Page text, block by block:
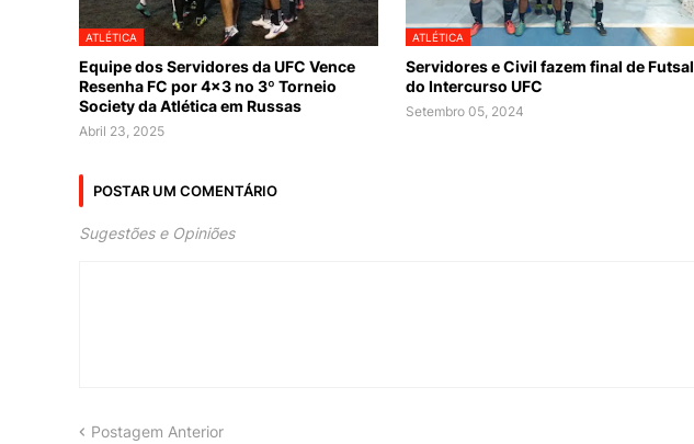
ATLÉTICA
Equipe dos Servidores da UFC Vence
Resenha FC por 4x3 no 3º Torneio
Society da Atlética em Russas
Abril 23, 2025
ATLÉTICA
Servidores e Civil fazem final de Futsal
do Intercurso UFC
Setembro 05, 2024
POSTAR UM COMENTÁRIO
Sugestões e Opiniões
Postagem Anterior